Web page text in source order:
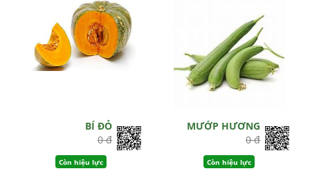
BÍ ĐỎ
0 đ
Còn hiệu lực
MƯỚP HƯƠNG
0 đ
Còn hiệu lực